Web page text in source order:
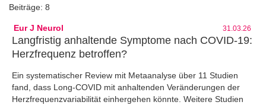
Beiträge: 8
Eur J Neurol 31.03.26
Langfristig anhaltende Symptome nach COVID-19:
Herzfrequenz betroffen?
Ein systematischer Review mit Metaanalyse über 11 Studien
fand, dass Long-COVID mit anhaltenden Veränderungen der
Herzfrequenzvariabilität einhergehen könnte. Weitere Studien